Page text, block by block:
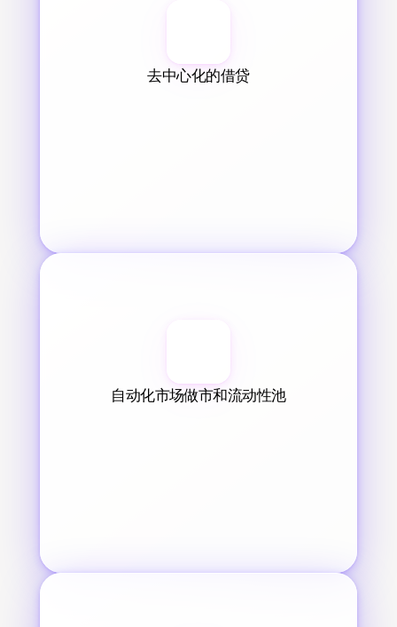
去中心化的借贷
自动化市场做市和流动性池